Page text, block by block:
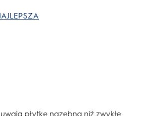
płytkę nazębną niż zwykłe